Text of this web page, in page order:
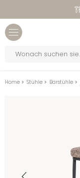
search
Home > Stühle > Barstühle >